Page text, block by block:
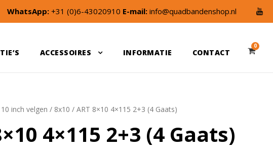
WhatsApp: +31 (0)6-43020910 E-mail: info@quadbandenshop.nl
ACCESSOIRES INFORMATIE CONTACT
0
10 inch velgen / 8x10 / ART 8×10 4×115 2+3 (4 Gaats)
4×115 2+3 (4 Gaats)